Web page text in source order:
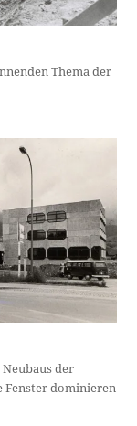
Thema der
Neubaus der
Fenster dominieren